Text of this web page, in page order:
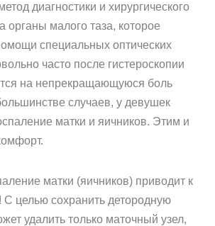
диагностики и хирургического
органы малого таза, которое
специальных оптических
часто после гистероскопии
на непрекращающуюся боль
случаев, у девушек
матки и яичников. Этим и
матки (яичников) приводит к
С целью сохранить детородную
удалить только маточный узел,